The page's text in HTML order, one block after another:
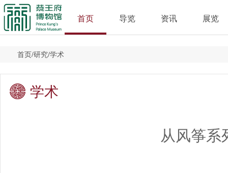
首页 导览 资讯 展览
首页/研究/学术
学术
从风筝系